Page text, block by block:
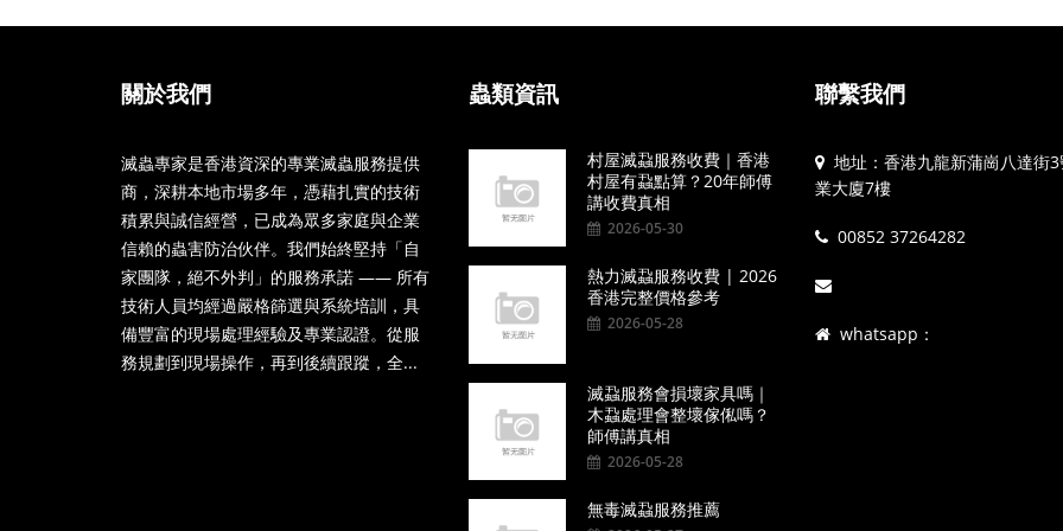
關於我們
滅蟲專家是香港資深的專業滅蟲服務提供
商，深耕本地市場多年，憑藉扎實的技術
積累與誠信經營，已成為眾多家庭與企業
信賴的蟲害防治伙伴。我們始終堅持「自
家團隊，絕不外判」的服務承諾 —— 所有
技術人員均經過嚴格篩選與系統培訓，具
備豐富的現場處理經驗及專業認證。從服
務規劃到現場操作，再到後續跟蹤，全...
蟲類資訊
村屋滅蝨服務收費｜香港
村屋有蝨點算？20年師傅
講收費真相
2026-05-30
熱力滅蝨服務收費 | 2026
香港完整價格參考
2026-05-28
滅蝨服務會損壞家具嗎｜
木蝨處理會整壞傢俬嗎？
師傅講真相
2026-05-28
無毒滅蝨服務推薦
聯繫我們
地址：香港九龍新蒲崗八達街
業大廈7樓
00852 37264282
whatsapp：